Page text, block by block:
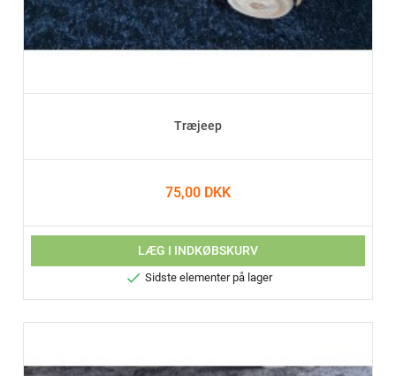
Træjeep
75,00 DKK
LÆG I INDKØBSKURV
 Sidste elementer på lager